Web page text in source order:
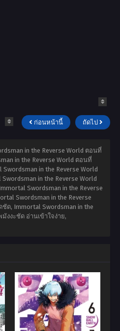
ก่อนหน้านี้ ถัดไป
in the Reverse World ตอนที่
in the Reverse World ตอนที่
in the Reverse World
in the Reverse World
Swordsman in the Reverse
Swordsman in the Reverse
ด, Immortal Swordsman in the
งงะชัด อ่านเข้าใจง่าย,